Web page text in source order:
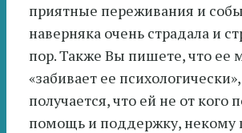
приятные переживания и
наверняка очень страдала и
пор. Также Вы пишете, что ее
«забивает ее
получается, что ей не от кого
помощь и поддержку, некому